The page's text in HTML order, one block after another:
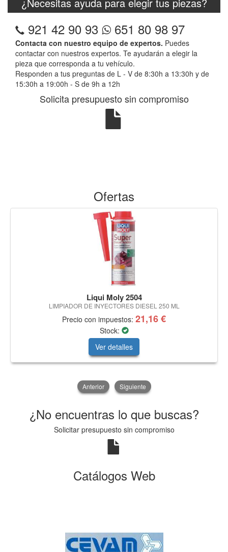
921 42 90 93 651 80 98 97
Contacta con nuestro equipo de expertos. Puedes
contactar con nuestros expertos. Te ayudarán a elegir la
pieza que corresponda a tu vehículo.
Responden a tus preguntas de L - V de 8:30h a 13:30h y de
15:30h a 19:00h - S de 9h a 12h
Solicita presupuesto sin compromiso
Ofertas
Liqui Moly 2504
LIMPIADOR DE INYECTORES DIESEL 250 ML
Precio con impuestos: 21,16 €
Stock:
Ver detalles
Anterior Siguiente
¿No encuentras lo que buscas?
Solicitar presupuesto sin compromiso
Catálogos Web